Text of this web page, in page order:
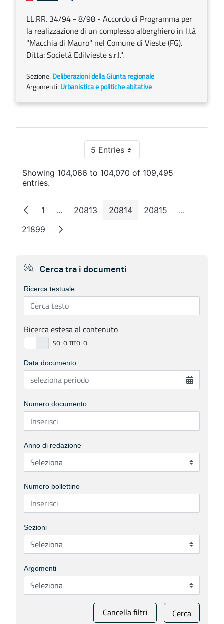
LL.RR. 34/94 - 8/98 - Accordo di Programma per
la realizzazione di un complesso alberghiero in l.tà
"Macchia di Mauro" nel Comune di Vieste (FG).
Ditta: Società Edilvieste s.r.l.".
Sezione: Deliberazioni della Giunta regionale
Argomenti: Urbanistica e politiche abitative
5 EntriesPer Page
Showing 104,066 to 104,070 of 109,495
entries.
Page
1 ...Intermediate Pages
Page
20813 Page
20814 Page
20815 ...
Page
21899
Cerca tra i documenti
Ricerca testuale
Ricerca estesa al contenuto
Data documento
Numero documento
Anno di redazione
Numero bollettino
Sezioni
Argomenti
Cancella filtri Cerca